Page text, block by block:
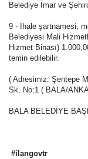
Belediye İmar ve
9 - İhale şartnamesi,
Belediyesi Mali
Hizmet Binası)
temin edilebilir.
( Adresimiz: Şentepe
Sk. No:1 ( BALA/
BALA BELEDİYE
#ilangovtr